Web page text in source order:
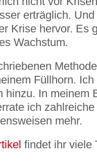
erträglich.
Krise hervor. Es
Wachstum.
Füllhorn.
hinzu. In meinem
ich
mehr.
findet ihr viele